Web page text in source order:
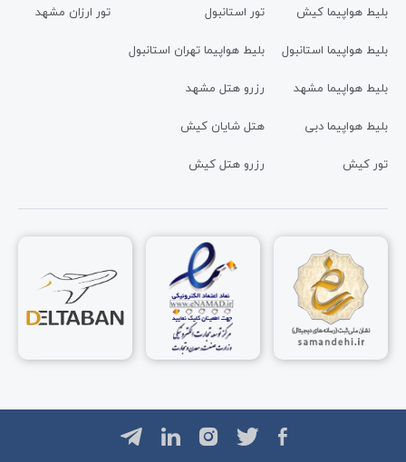
بلیط هواپیما کیش
بلیط هواپیما استانبول
بلیط هواپیما مشهد
بلیط هواپیما دبی
تور کیش
تور استانبول
بلیط هواپیما تهران استانبول
رزرو هتل مشهد
هتل شایان کیش
رزرو هتل کیش
تور ارزان مشهد